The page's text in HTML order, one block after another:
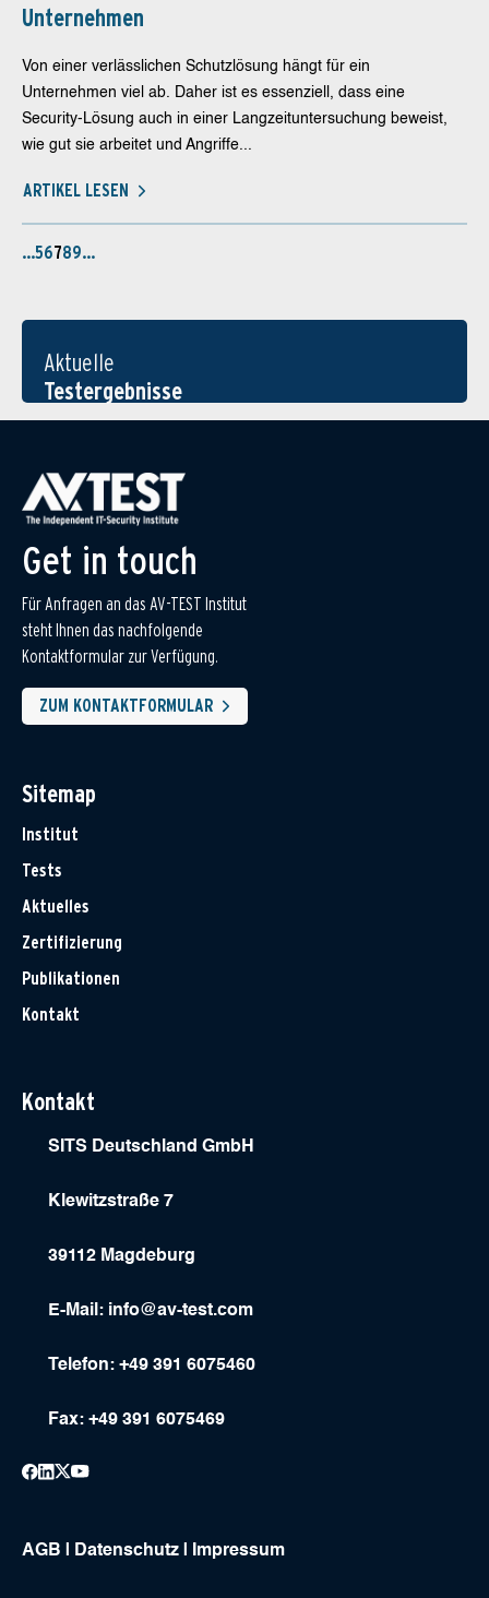
Unternehmen
Von einer verlässlichen Schutzlösung hängt für ein
Unternehmen viel ab. Daher ist es essenziell, dass eine
Security-Lösung auch in einer Langzeituntersuchung beweist,
wie gut sie arbeitet und Angriffe...
ARTIKEL LESEN
…56789…
Aktuelle
Testergebnisse
Get in touch
Für Anfragen an das AV-TEST Institut
steht Ihnen das nachfolgende
Kontaktformular zur Verfügung.
ZUM KONTAKTFORMULAR
Sitemap
Institut
Tests
Aktuelles
Zertifizierung
Publikationen
Kontakt
Kontakt
SITS Deutschland GmbH
Klewitzstraße 7
39112 Magdeburg
E-Mail: info@av-test.com
Telefon: +49 391 6075460
Fax: +49 391 6075469
AGB Datenschutz Impressum